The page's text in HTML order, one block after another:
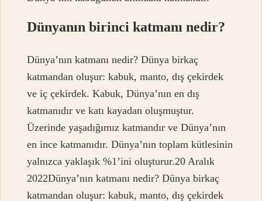
Dünyanın birinci katmanı nedir?
Dünya’nın katmanı nedir? Dünya birkaç
katmandan oluşur: kabuk, manto, dış çekirdek
ve iç çekirdek. Kabuk, Dünya’nın en dış
katmanıdır ve katı kayadan oluşmuştur.
Üzerinde yaşadığımız katmandır ve Dünya’nın
en ince katmanıdır. Dünya’nın toplam kütlesinin
yalnızca yaklaşık %1’ini oluşturur.20 Aralık
2022Dünya’nın katmanı nedir? Dünya birkaç
katmandan oluşur: kabuk, manto, dış çekirdek